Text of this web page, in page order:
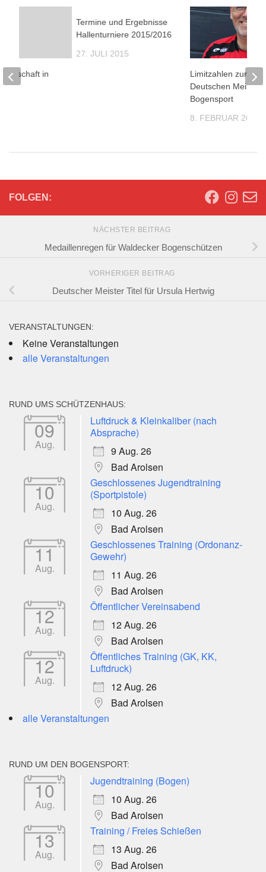
Termine und Ergebnisse
Hallenturniere 2015/2016
27. JULI 2015
Limitzahlen zur
Deutschen
Bogensport
8. FEBRUAR 2022
in
FOLGEN:
NÄCHSTER BEITRAG
Medaillenregen für Waldecker Bogenschützen
VORHERIGER BEITRAG
Deutscher Meister Titel für Ursula Hertwig
VERANSTALTUNGEN:
Keine Veranstaltungen
alle Veranstaltungen
RUND UMS SCHÜTZENHAUS:
09
Aug.
Luftdruck & Kleinkaliber (nach
Absprache)
9 Aug. 26
Bad Arolsen
10
Aug.
Geschlossenes Jugendtraining
(Sportpistole)
10 Aug. 26
Bad Arolsen
11
Aug.
Geschlossenes Training (Ordonanz-
Gewehr)
11 Aug. 26
Bad Arolsen
12
Aug.
Öffentlicher Vereinsabend
12 Aug. 26
Bad Arolsen
12
Aug.
Öffentliches Training (GK, KK,
Luftdruck)
12 Aug. 26
Bad Arolsen
alle Veranstaltungen
RUND UM DEN BOGENSPORT:
10
Aug.
Jugendtraining (Bogen)
10 Aug. 26
Bad Arolsen
13
Aug.
Training / Freies Schießen
13 Aug. 26
Bad Arolsen